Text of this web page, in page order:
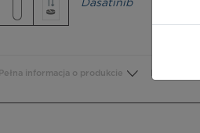
Dasatinib
Pełna informacja o produkcie